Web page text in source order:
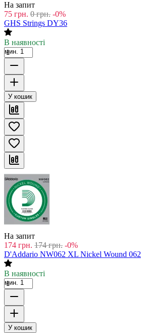
На запит
75 грн. 0 грн. -0%
GHS Strings DY36
В наявності
мин. 1
У кошик
На запит
174 грн. 174 грн. -0%
D'Addario NW062 XL Nickel Wound 062
В наявності
мин. 1
У кошик